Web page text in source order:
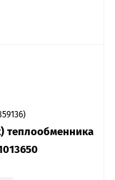
теплообменника